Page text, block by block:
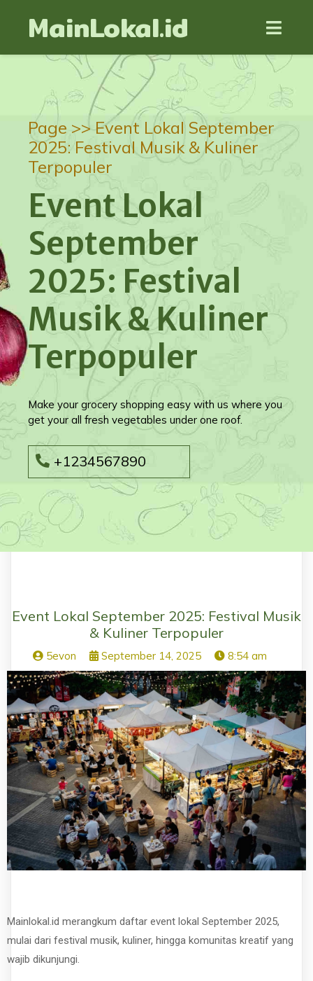
MainLokal.id
Page >>Event Lokal September
2025: Festival Musik & Kuliner
Terpopuler
Event Lokal
September
2025: Festival
Musik & Kuliner
Terpopuler
Make your grocery shopping easy with us where you
get your all fresh vegetables under one roof.
+1234567890
Event Lokal September 2025: Festival Musik
& Kuliner Terpopuler
5evon September 14, 2025 8:54 am
Mainlokal.id merangkum daftar event lokal September 2025,
mulai dari festival musik, kuliner, hingga komunitas kreatif yang
wajib dikunjungi.